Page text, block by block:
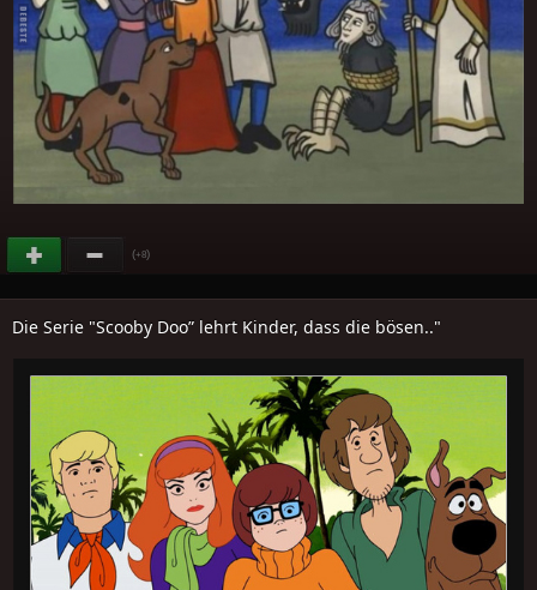
(+8)
Die Serie "Scooby Doo” lehrt Kinder, dass die bösen.."